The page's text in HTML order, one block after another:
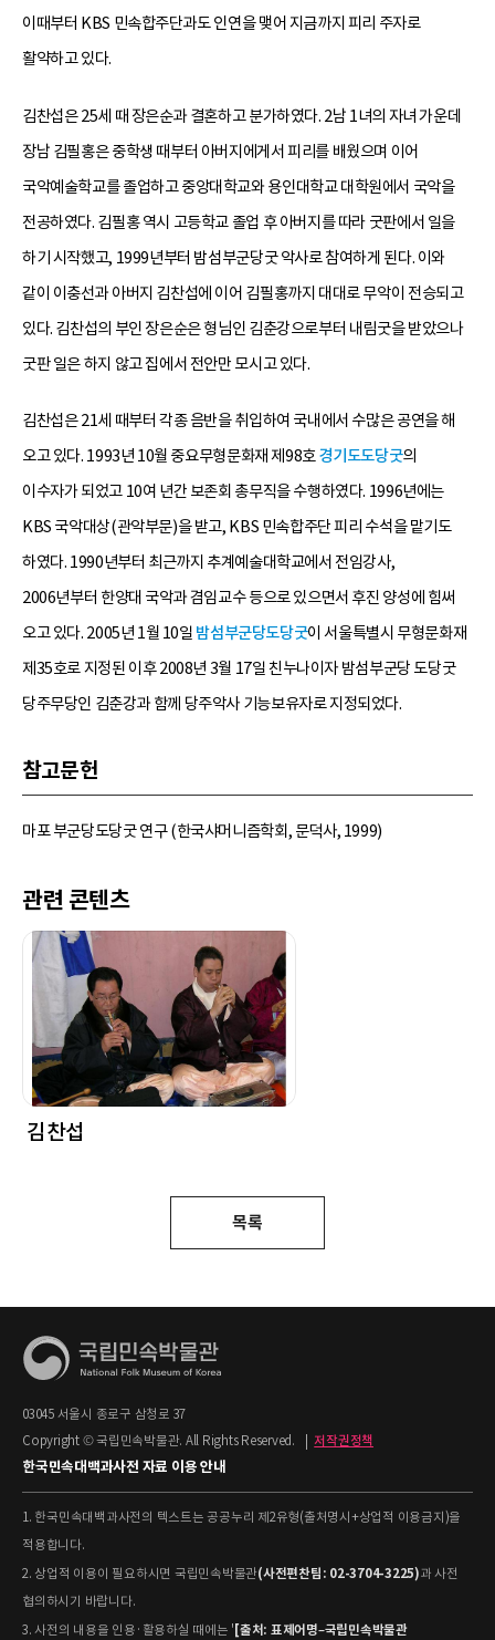
이때부터 KBS 민속합주단과도 인연을 맺어 지금까지 피리 주자로
활약하고 있다.
김찬섭은 25세 때 장은순과 결혼하고 분가하였다. 2남 1녀의 자녀 가운데
장남 김필홍은 중학생 때부터 아버지에게서 피리를 배웠으며 이어
국악예술학교를 졸업하고 중앙대학교와 용인대학교 대학원에서 국악을
전공하였다. 김필홍 역시 고등학교 졸업 후 아버지를 따라 굿판에서 일을
하기 시작했고, 1999년부터 밤섬부군당굿 악사로 참여하게 된다. 이와
같이 이충선과 아버지 김찬섭에 이어 김필홍까지 대대로 무악이 전승되고
있다. 김찬섭의 부인 장은순은 형님인 김춘강으로부터 내림굿을 받았으나
굿판 일은 하지 않고 집에서 전안만 모시고 있다.
김찬섭은 21세 때부터 각종 음반을 취입하여 국내에서 수많은 공연을 해
오고 있다. 1993년 10월 중요무형문화재 제98호경기도도당굿의
이수자가 되었고 10여 년간 보존회 총무직을 수행하였다. 1996년에는
KBS 국악대상(관악부문)을 받고, KBS 민속합주단 피리 수석을 맡기도
하였다. 1990년부터 최근까지 추계예술대학교에서 전임강사,
2006년부터 한양대 국악과 겸임교수 등으로 있으면서 후진 양성에 힘써
오고 있다. 2005년 1월 10일 밤섬부군당도당굿이 서울특별시 무형문화재
제35호로 지정된 이후 2008년 3월 17일 친누나이자 밤섬부군당 도당굿
당주무당인 김춘강과 함께 당주악사 기능보유자로 지정되었다.
참고문헌
마포 부군당도당굿 연구 (한국샤머니즘학회, 문덕사, 1999)
관련 콘텐츠
김찬섭
목록
03045 서울시 종로구 삼청로 37
Copyright © 국립민속박물관. All Rights Reserved.
저작권정책
한국민속대백과사전 자료 이용 안내
1. 한국민속대백과사전의 텍스트는 공공누리 제2유형(출처명시+상업적 이용금지)을
적용합니다.
2. 상업적 이용이 필요하시면 국립민속박물관(사전편찬팀: 02-3704-3225)과 사전
협의하시기 바랍니다.
3. 사전의 내용을 인용·활용하실 때에는 ' [출처: 표제어명–국립민속박물관